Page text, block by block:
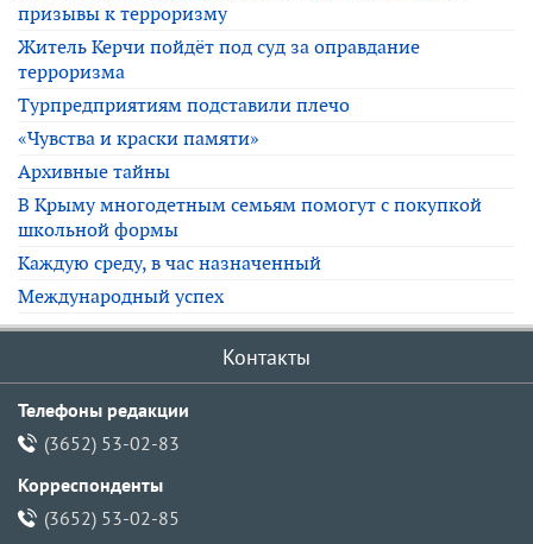
призывы к терроризму
Житель Керчи пойдёт под суд за оправдание
терроризма
Турпредприятиям подставили плечо
«Чувства и краски памяти»
Архивные тайны
В Крыму многодетным семьям помогут с покупкой
школьной формы
Каждую среду, в час назначенный
Международный успех
Контакты
Телефоны редакции
(3652) 53-02-83
Корреспонденты
(3652) 53-02-85